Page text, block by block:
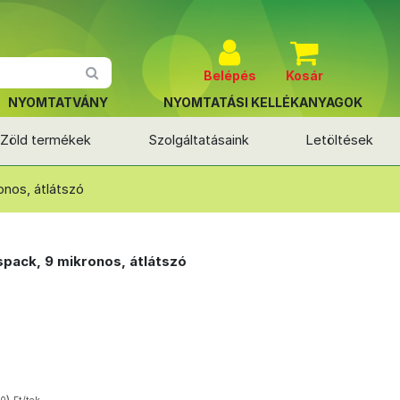
Belépés
Kosár
NYOMTATVÁNY NYOMTATÁSI KELLÉKANYAGOK
Zöld termékek Szolgáltatásaink Letöltések
átlátszó
9 mikronos, átlátszó